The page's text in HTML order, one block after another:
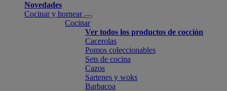
Novedades
Cocinar y hornear
Cocinar
Ver todos los productos de cocción
Cacerolas
Pomos coleccionables
Sets de cocina
Cazos
Sartenes y woks
Barbacoa